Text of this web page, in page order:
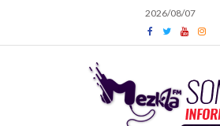
content
2026/08/07